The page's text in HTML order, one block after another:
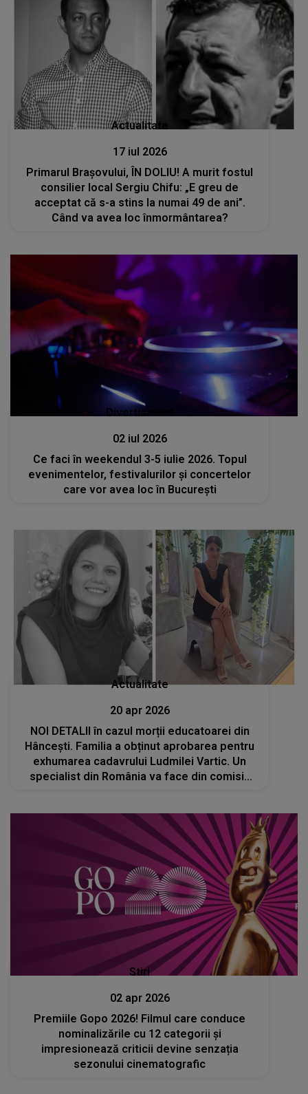
Actualitate
17 iul 2026
Primarul Brașovului, ÎN DOLIU! A murit fostul
consilier local Sergiu Chifu: „E greu de
acceptat că s-a stins la numai 49 de ani”.
Când va avea loc înmormântarea?
Divertisment
02 iul 2026
Ce faci în weekendul 3-5 iulie 2026. Topul
evenimentelor, festivalurilor și concertelor
care vor avea loc în București
Actualitate
20 apr 2026
NOI DETALII în cazul morții educatoarei din
Hâncești. Familia a obținut aprobarea pentru
exhumarea cadavrului Ludmilei Vartic. Un
specialist din România va face din comisia
Stiri
02 apr 2026
Premiile Gopo 2026! Filmul care conduce
nominalizările cu 12 categorii și
impresionează criticii devine senzația
sezonului cinematografic